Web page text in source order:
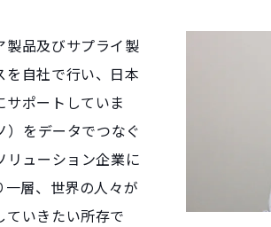
製品及びサプライ製
自社で行い、日本
ポートしていま
をデータでつなぐ
リューション企業に
層、世界の人々が
いきたい所存で